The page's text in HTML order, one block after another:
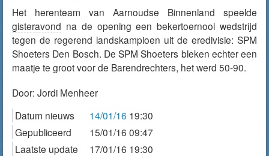
Het herenteam van Aarnoudse Binnenland speelde
gisteravond na de opening een bekertoernooi wedstrijd
tegen de regerend landskampioen uit de eredivisie: SPM
Shoeters Den Bosch. De SPM Shoeters bleken echter een
maatje te groot voor de Barendrechters, het werd 50-90.
Door: Jordi Menheer
Datum nieuws
14/01/16 19:30
Gepubliceerd
15/01/16 09:47
Laatste update
17/01/16 19:30